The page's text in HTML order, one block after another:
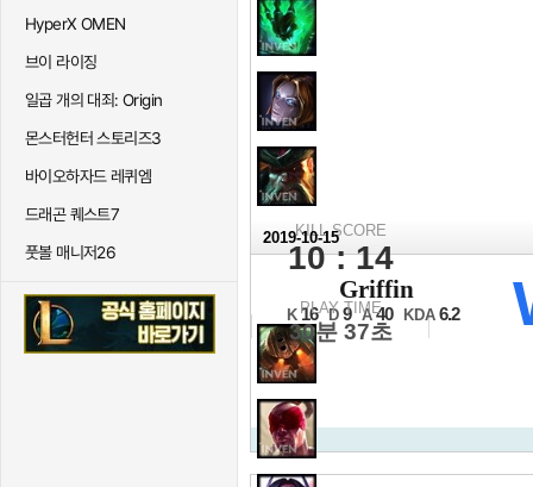
HyperX OMEN
브이 라이징
일곱 개의 대죄: Origin
몬스터헌터 스토리즈3
바이오하자드 레퀴엠
드래곤 퀘스트7
풋볼 매니저26
KILL SCORE
10 : 14
PLAY TIME
30분 37초
2019-10-15
그룹스테이지 3일차
Griffin
K 16 D 9 A 40 KDA 6.2